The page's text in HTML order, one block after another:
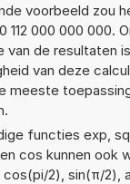
voorbeeld zou
112 000 000 000.
van de resultaten
van deze
meeste
functies exp,
cos kunnen ook
2), sin(π/2),